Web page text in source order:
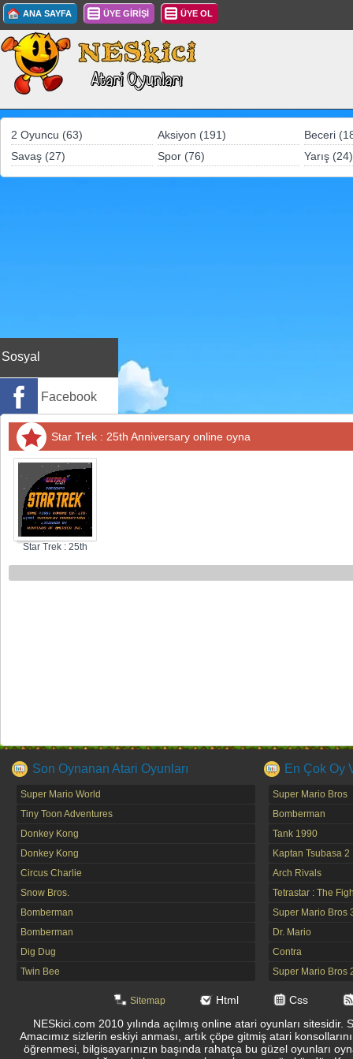
ANA SAYFA ÜYE GİRİŞİ ÜYE OL
Sosyal
Facebook
Twitter
Instagram
Pinterest
2 Oyuncu (63) Aksiyon (191)
Beceri
Savaş (27)
Spor (76) Yarış (24)
Star Trek : 25th Anniversary online oyna
Star Trek : 25th
Son Oynanan Atari Oyunları
Super Mario World
Tiny Toon Adventures
Donkey Kong
Donkey Kong
Circus Charlie
Snow Bros.
Bomberman
Bomberman
Dig Dug
Twin Bee
En Çok Oy
Super Mario Bros
Bomberman
Tank 1990
Kaptan Tsubasa 2
Arch Rivals
Tetrastar : The
Super Mario Bros
Dr. Mario
Contra
Super Mario Bros
Sitemap Html
Css
NESkici.com 2010 yılında açılmış online atari oyunları
Amacımız sizlerin eskiyi anması, artık çöpe gitmiş atari
öğrenmesi, bilgisayarınızın başında rahatça bu güzel oyunları